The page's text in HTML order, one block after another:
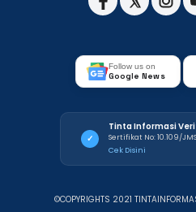
Follow us on
Google News
✓
Tinta Informasi
Sertifikat No: 10.109/
Cek Disini
©COPYRIGHTS 2021